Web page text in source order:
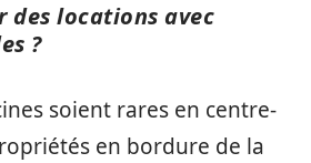
des locations avec
?
soient rares en centre-
en bordure de la